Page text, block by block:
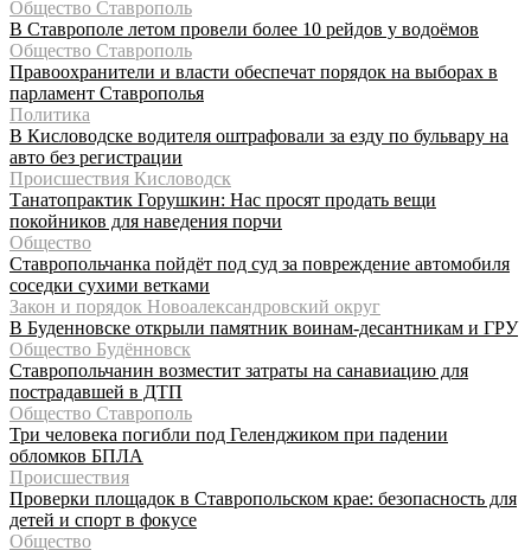
Общество Ставрополь
В Ставрополе летом провели более 10 рейдов у водоёмов
Общество Ставрополь
Правоохранители и власти обеспечат порядок на выборах в
парламент Ставрополья
Политика
В Кисловодске водителя оштрафовали за езду по бульвару на
авто без регистрации
Происшествия Кисловодск
Танатопрактик Горушкин: Нас просят продать вещи
покойников для наведения порчи
Общество
Ставропольчанка пойдёт под суд за повреждение автомобиля
соседки сухими ветками
Закон и порядок Новоалександровский округ
В Буденновске открыли памятник воинам-десантникам и ГРУ
Общество Будённовск
Ставропольчанин возместит затраты на санавиацию для
пострадавшей в ДТП
Общество Ставрополь
Три человека погибли под Геленджиком при падении
обломков БПЛА
Происшествия
Проверки площадок в Ставропольском крае: безопасность для
детей и спорт в фокусе
Общество